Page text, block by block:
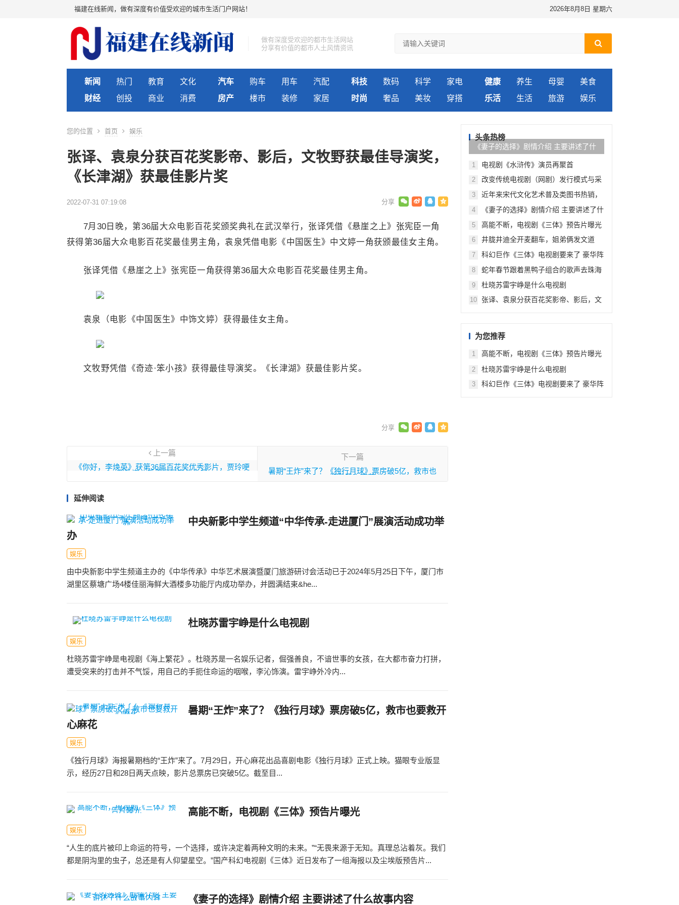
福建在线新闻，做有深度有价值受欢迎的城市生活门户网站！ 2026年8月8日 星期六
做有深度受欢迎的都市生活网站
分享有价值的都市人土风情资讯
新闻 热门 教育
文化
财经
创投 商业 消费
汽车 购车 用车
汽配
房产
楼市 装修 家居
科技 数码 科学
家电
时尚
奢品 美妆 穿搭
健康 养生 母婴
美食
乐活
生活 旅游 娱乐
您的位置 首页 娱乐
张译、袁泉分获百花奖影帝、影后，文牧野获最佳导演奖，
《长津湖》获最佳影片奖
2022-07-31 07:19:08
7月30日晚，第36届大众电影百花奖颁奖典礼在武汉举行，张译凭借《悬崖之上》张宪臣一角
获得第36届大众电影百花奖最佳男主角，袁泉凭借电影《中国医生》中文婷一角获颁最佳女主角。
张译凭借《悬崖之上》张宪臣一角获得第36届大众电影百花奖最佳男主角。
袁泉（电影《中国医生》中饰文婷）获得最佳女主角。
文牧野凭借《奇迹·笨小孩》获得最佳导演奖。《长津湖》获最佳影片奖。
上一篇
《你好，李焕英》获第36届百花奖优秀影片，贾玲哽
咽致谢：后天是妈妈的生日
下一篇
暑期“王炸”来了？《独行月球》票房破5亿，救市也
要救开心麻花
延伸阅读
中央新影中学生频道“中华传承-走进厦门”展演活动成功举
办
娱乐
由中央新影中学生频道主办的《中华传承》中华艺术展演暨厦门旅游研讨会活动已于2024年5月25日下午，厦门市
湖里区蔡塘广场4楼佳丽海鲜大酒楼多功能厅内成功举办，并圆满结束&he...
杜晓苏雷宇峥是什么电视剧
娱乐
杜晓苏雷宇峥是电视剧《海上繁花》。杜晓苏是一名娱乐记者，倔强善良，不谙世事的女孩，在大都市奋力打拼，
遭受突来的打击并不气馁，用自己的手扼住命运的咽喉，李沁饰演。雷宇峥外冷内...
暑期“王炸”来了？《独行月球》票房破5亿，救市也要救开
心麻花
娱乐
《独行月球》海报暑期档的“王炸”来了。7月29日，开心麻花出品喜剧电影《独行月球》正式上映。猫眼专业版显
示，经历27日和28日两天点映，影片总票房已突破5亿。截至目...
高能不断，电视剧《三体》预告片曝光
娱乐
“人生的底片被印上命运的符号，一个选择，或许决定着两种文明的未来。”“无畏来源于无知。真理总沾着灰。我们
都是阴沟里的虫子，总还是有人仰望星空。”国产科幻电视剧《三体》近日发布了一组海报以及尘埃版预告片...
《妻子的选择》剧情介绍 主要讲述了什么故事内容
头条热榜
《妻子的选择》剧情介绍 主要讲述了什
么故事内容
1 电视剧《水浒传》演员再聚首
2
改变传统电视剧（网剧）发行模式与采
产业链
3
近年来宋代文化艺术普及类图书热销，
度引发热烈讨论传统文化成“流量密
码”，宋代美学缘何历久不衰
4
《妻子的选择》剧情介绍 主要讲述了什
5 高能不断，电视剧《三体》预告片曝光
6
井胧井迪全开麦翻车，姐弟俩发文道
7
科幻巨作《三体》电视剧要来了 豪华阵
8
蛇年春节跟着黑鸭子组合的歌声去珠海
9 杜晓苏雷宇峥是什么电视剧
10
张译、袁泉分获百花奖影帝、影后，文
为您推荐
1 高能不断，电视剧《三体》预告片曝光
2 杜晓苏雷宇峥是什么电视剧
3
科幻巨作《三体》电视剧要来了 豪华阵